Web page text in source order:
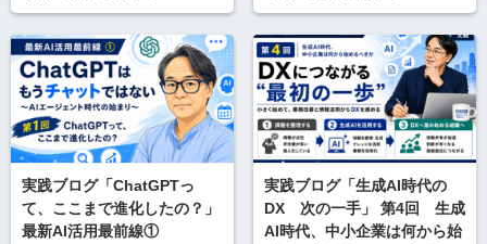
実践ブログ「ChatGPTっ
て、ここまで進化したの？」
最新AI活用最前線①
実践ブログ「生成AI時代の
DX 次の一手」 第4回 生成
AI時代、中小企業は何から始